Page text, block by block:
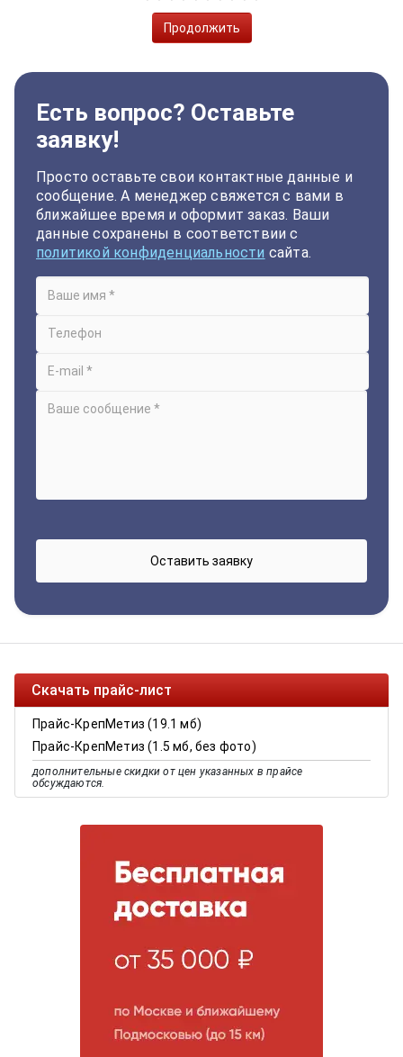
Продолжить
Есть вопрос? Оставьте
заявку!
Просто оставьте свои контактные данные и
сообщение. А менеджер свяжется с вами в
ближайшее время и оформит заказ. Ваши
данные сохранены в соответствии с
политикой конфиденциальности сайта.
Скачать прайс-лист
Прайс-КрепМетиз (19.1 мб)
Прайс-КрепМетиз (1.5 мб, без фото)
дополнительные скидки от цен указанных в прайсе
обсуждаются.